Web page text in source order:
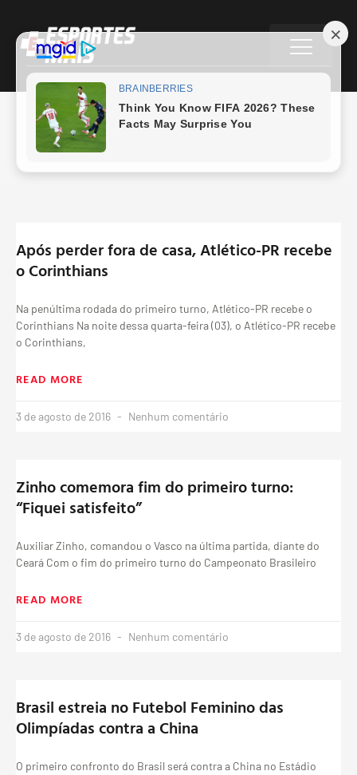
Após perder fora de casa, Atlético-PR recebe
o Corinthians
Na penúltima rodada do primeiro turno, Atlético-PR recebe o
Corinthians Na noite dessa quarta-feira (03), o Atlético-PR recebe
o Corinthians,
READ MORE
3 de agosto de 2016 Nenhum comentário
Zinho comemora fim do primeiro turno:
“Fiquei satisfeito”
Auxiliar Zinho, comandou o Vasco na última partida, diante do
Ceará Com o fim do primeiro turno do Campeonato Brasileiro
READ MORE
3 de agosto de 2016 Nenhum comentário
Brasil estreia no Futebol Feminino das
Olimpíadas contra a China
O primeiro confronto do Brasil será contra a China no Estádio